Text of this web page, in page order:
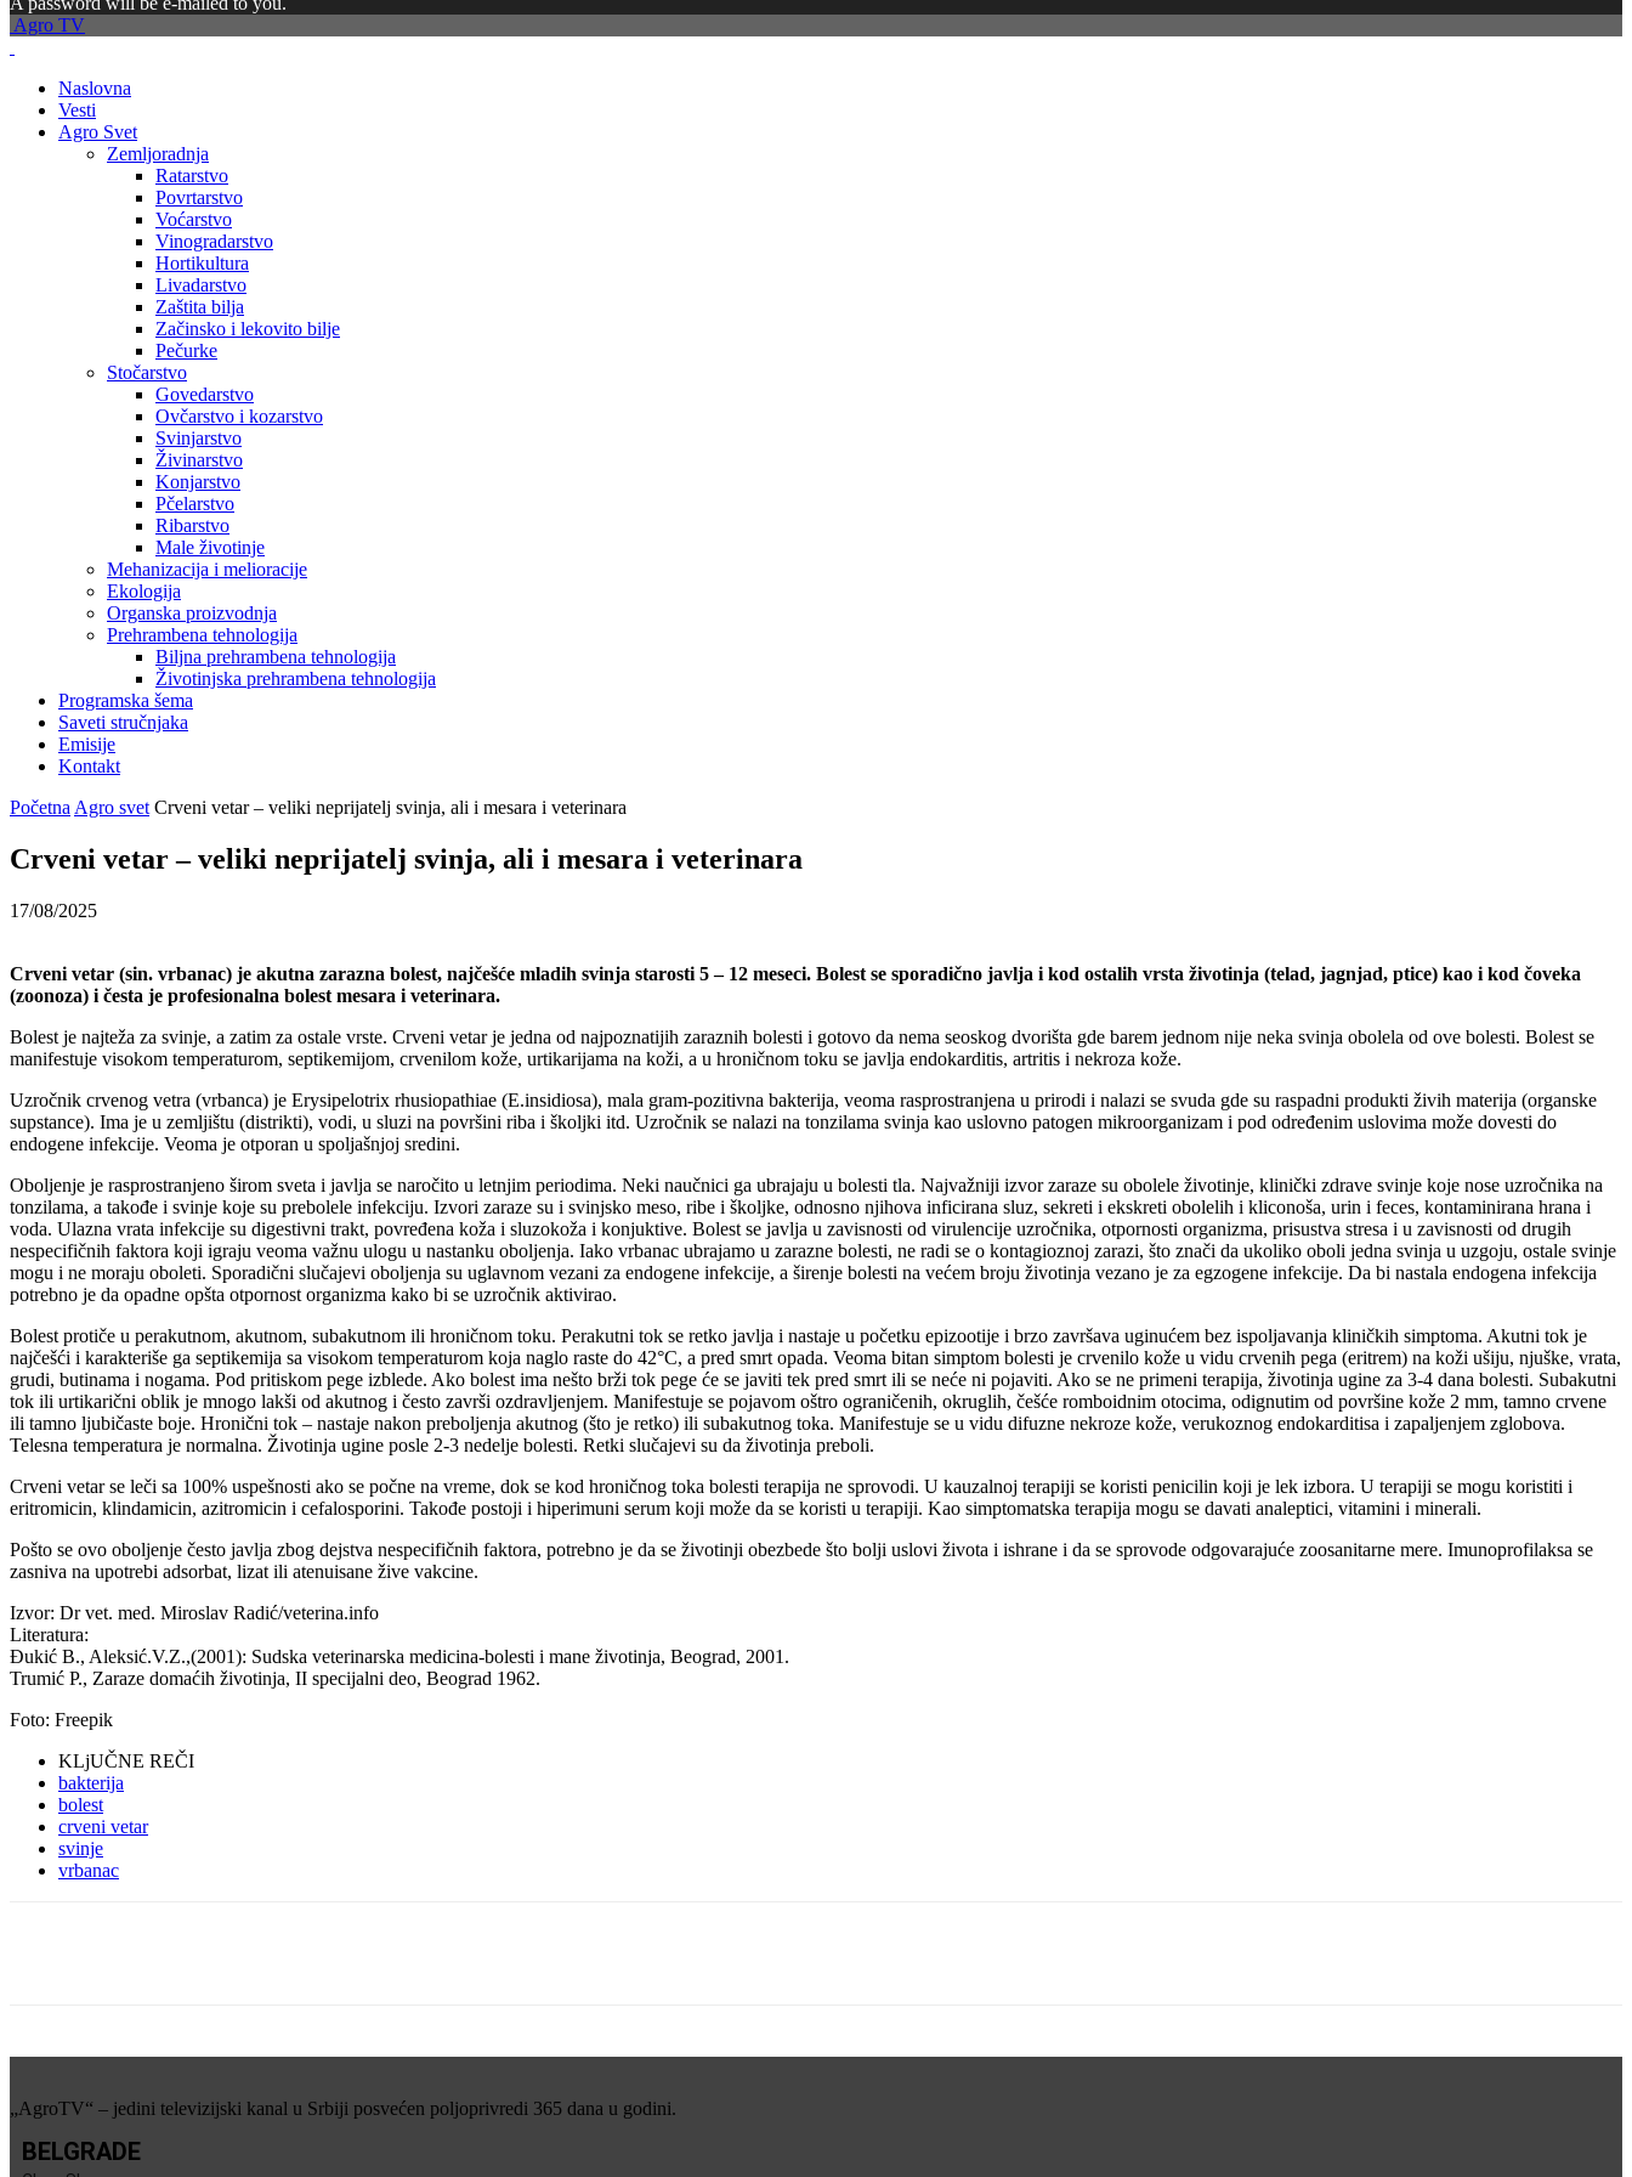
Agro TV
Naslovna
Vesti
Agro Svet
Zemljoradnja
Ratarstvo
Povrtarstvo
Voćarstvo
Vinogradarstvo
Hortikultura
Livadarstvo
Zaštita bilja
Začinsko i lekovito bilje
Pečurke
Stočarstvo
Govedarstvo
Ovčarstvo i kozarstvo
Svinjarstvo
Živinarstvo
Konjarstvo
Pčelarstvo
Ribarstvo
Male životinje
Mehanizacija i melioracije
Ekologija
Organska proizvodnja
Prehrambena tehnologija
Biljna prehrambena tehnologija
Životinjska prehrambena tehnologija
Programska šema
Saveti stručnjaka
Emisije
Kontakt
Početna Agro svet Crveni vetar – veliki neprijatelj svinja, ali i mesara i veterinara
Crveni vetar – veliki neprijatelj svinja, ali i mesara i veterinara
17/08/2025
Crveni vetar (sin. vrbanac) je akutna zarazna bolest, najčešće mladih svinja starosti 5 – 12 meseci. Bolest se sporadično javlja i kod ostalih vrsta životinja (telad, jagnjad, ptice) kao i kod čoveka
(zoonoza) i česta je profesionalna bolest mesara i veterinara.
Bolest je najteža za svinje, a zatim za ostale vrste. Crveni vetar je jedna od najpoznatijih zaraznih bolesti i gotovo da nema seoskog dvorišta gde barem jednom nije neka svinja obolela od ove bolesti. Bolest se
manifestuje visokom temperaturom, septikemijom, crvenilom kože, urtikarijama na koži, a u hroničnom toku se javlja endokarditis, artritis i nekroza kože.
Uzročnik crvenog vetra (vrbanca) je Erysipelotrix rhusiopathiae (E.insidiosa), mala gram-pozitivna bakterija, veoma rasprostranjena u prirodi i nalazi se svuda gde su raspadni produkti živih materija (organske
supstance). Ima je u zemljištu (distrikti), vodi, u sluzi na površini riba i školjki itd. Uzročnik se nalazi na tonzilama svinja kao uslovno patogen mikroorganizam i pod određenim uslovima može dovesti do
endogene infekcije. Veoma je otporan u spoljašnjoj sredini.
Oboljenje je rasprostranjeno širom sveta i javlja se naročito u letnjim periodima. Neki naučnici ga ubrajaju u bolesti tla. Najvažniji izvor zaraze su obolele životinje, klinički zdrave svinje koje nose uzročnika na
tonzilama, a takođe i svinje koje su prebolele infekciju. Izvori zaraze su i svinjsko meso, ribe i školjke, odnosno njihova inficirana sluz, sekreti i ekskreti obolelih i kliconoša, urin i feces, kontaminirana hrana i
voda. Ulazna vrata infekcije su digestivni trakt, povređena koža i sluzokoža i konjuktive. Bolest se javlja u zavisnosti od virulencije uzročnika, otpornosti organizma, prisustva stresa i u zavisnosti od drugih
nespecifičnih faktora koji igraju veoma važnu ulogu u nastanku oboljenja. Iako vrbanac ubrajamo u zarazne bolesti, ne radi se o kontagioznoj zarazi, što znači da ukoliko oboli jedna svinja u uzgoju, ostale svinje
mogu i ne moraju oboleti. Sporadični slučajevi oboljenja su uglavnom vezani za endogene infekcije, a širenje bolesti na većem broju životinja vezano je za egzogene infekcije. Da bi nastala endogena infekcija
potrebno je da opadne opšta otpornost organizma kako bi se uzročnik aktivirao.
Bolest protiče u perakutnom, akutnom, subakutnom ili hroničnom toku. Perakutni tok se retko javlja i nastaje u početku epizootije i brzo završava uginućem bez ispoljavanja kliničkih simptoma. Akutni tok je
najčešći i karakteriše ga septikemija sa visokom temperaturom koja naglo raste do 42°C, a pred smrt opada. Veoma bitan simptom bolesti je crvenilo kože u vidu crvenih pega (eritrem) na koži ušiju, njuške, vrata,
grudi, butinama i nogama. Pod pritiskom pege izblede. Ako bolest ima nešto brži tok pege će se javiti tek pred smrt ili se neće ni pojaviti. Ako se ne primeni terapija, životinja ugine za 3-4 dana bolesti. Subakutni
tok ili urtikarični oblik je mnogo lakši od akutnog i često završi ozdravljenjem. Manifestuje se pojavom oštro ograničenih, okruglih, češće romboidnim otocima, odignutim od površine kože 2 mm, tamno crvene
ili tamno ljubičaste boje. Hronični tok – nastaje nakon preboljenja akutnog (što je retko) ili subakutnog toka. Manifestuje se u vidu difuzne nekroze kože, verukoznog endokarditisa i zapaljenjem zglobova.
Telesna temperatura je normalna. Životinja ugine posle 2-3 nedelje bolesti. Retki slučajevi su da životinja preboli.
Crveni vetar se leči sa 100% uspešnosti ako se počne na vreme, dok se kod hroničnog toka bolesti terapija ne sprovodi. U kauzalnoj terapiji se koristi penicilin koji je lek izbora. U terapiji se mogu koristiti i
eritromicin, klindamicin, azitromicin i cefalosporini. Takođe postoji i hiperimuni serum koji može da se koristi u terapiji. Kao simptomatska terapija mogu se davati analeptici, vitamini i minerali.
Pošto se ovo oboljenje često javlja zbog dejstva nespecifičnih faktora, potrebno je da se životinji obezbede što bolji uslovi života i ishrane i da se sprovode odgovarajuće zoosanitarne mere. Imunoprofilaksa se
zasniva na upotrebi adsorbat, lizat ili atenuisane žive vakcine.
Izvor: Dr vet. med. Miroslav Radić/veterina.info
Literatura:
Đukić B., Aleksić.V.Z.,(2001): Sudska veterinarska medicina-bolesti i mane životinja, Beograd, 2001.
Trumić P., Zaraze domaćih životinja, II specijalni deo, Beograd 1962.
Foto: Freepik
KLjUČNE REČI
bakterija
bolest
crveni vetar
svinje
vrbanac
„AgroTV“ – jedini televizijski kanal u Srbiji posvećen poljoprivredi 365 dana u godini.
BELGRADE